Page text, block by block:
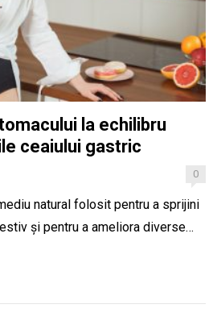
la echilibru
ceaiului gastric
0
natural folosit pentru a sprijini
și pentru a ameliora diverse…